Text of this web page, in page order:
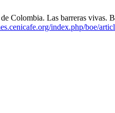
Colombia. Las barreras
index.php/boe/